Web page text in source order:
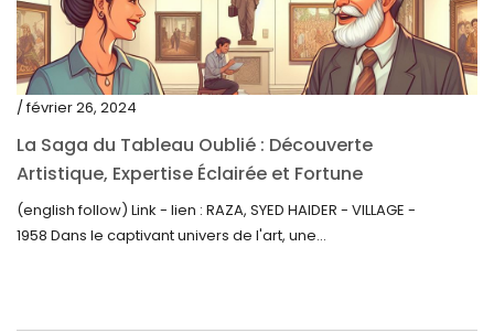
mai 2021
avril 2021
mars 2021
janvier 2021
décembre 2020
novembre 2020
/ février 26, 2024
La Saga du Tableau Oublié : Découverte
Artistique, Expertise Éclairée et Fortune
Inattendue
(english follow) Link - lien : RAZA, SYED HAIDER - VILLAGE -
1958 Dans le captivant univers de l'art, une...